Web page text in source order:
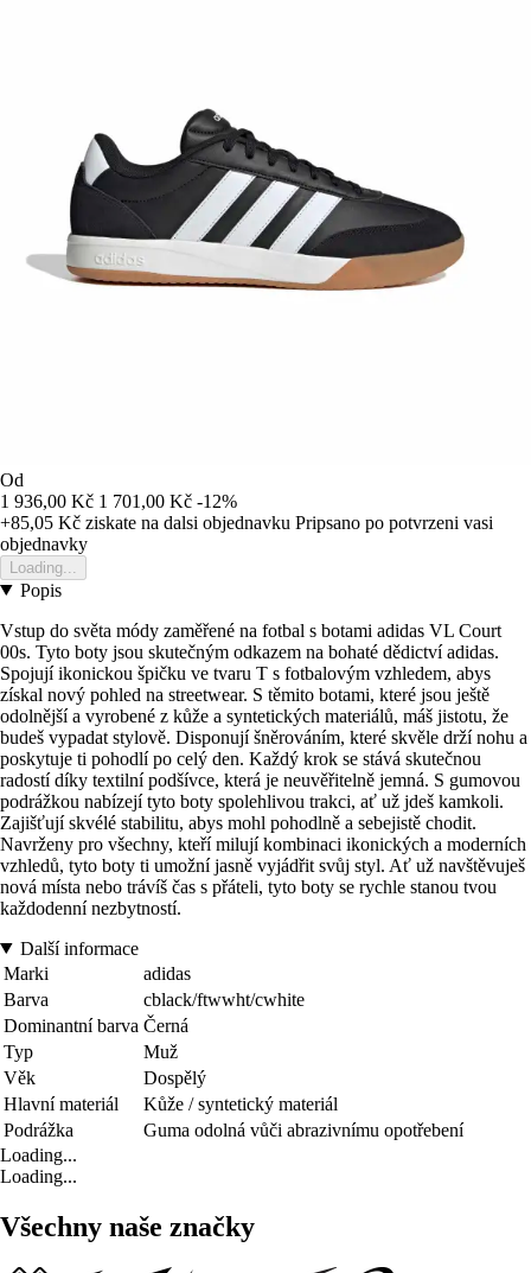
Od
1 936,00 Kč 1 701,00 Kč -12%
+85,05 Kč ziskate na dalsi objednavku Pripsano po potvrzeni vasi
objednavky
Loading...
Popis
Vstup do světa módy zaměřené na fotbal s botami adidas VL Court
00s. Tyto boty jsou skutečným odkazem na bohaté dědictví adidas.
Spojují ikonickou špičku ve tvaru T s fotbalovým vzhledem, abys
získal nový pohled na streetwear. S těmito botami, které jsou ještě
odolnější a vyrobené z kůže a syntetických materiálů, máš jistotu, že
budeš vypadat stylově. Disponují šněrováním, které skvěle drží nohu a
poskytuje ti pohodlí po celý den. Každý krok se stává skutečnou
radostí díky textilní podšívce, která je neuvěřitelně jemná. S gumovou
podrážkou nabízejí tyto boty spolehlivou trakci, ať už jdeš kamkoli.
Zajišťují skvélé stabilitu, abys mohl pohodlně a sebejistě chodit.
Navrženy pro všechny, kteří milují kombinaci ikonických a moderních
vzhledů, tyto boty ti umožní jasně vyjádřit svůj styl. Ať už navštěvuješ
nová místa nebo trávíš čas s přáteli, tyto boty se rychle stanou tvou
každodenní nezbytností.
Další informace
Marki
adidas
Barva
cblack/ftwwht/cwhite
Dominantní barva Černá
Typ
Muž
Věk
Dospělý
Hlavní materiál
Kůže / syntetický materiál
Podrážka
Guma odolná vůči abrazivnímu opotřebení
Loading...
Loading...
Všechny naše značky